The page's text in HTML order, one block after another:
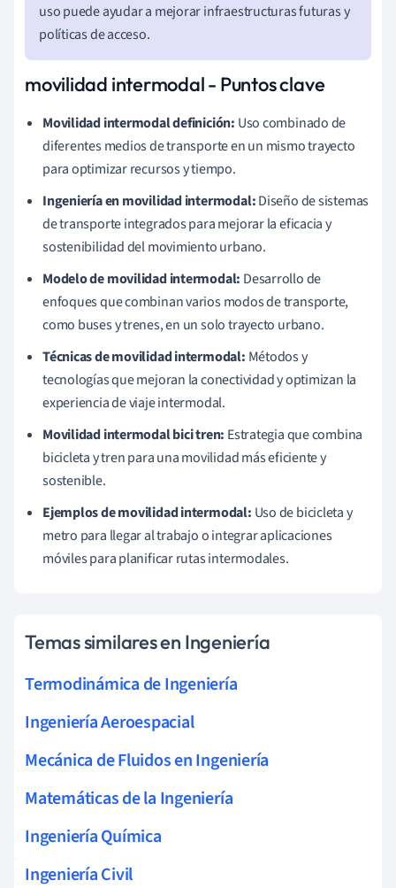
uso puede ayudar a mejorar infraestructuras futuras y
políticas de acceso.
movilidad intermodal - Puntos clave
Movilidad intermodal definición: Uso combinado de
diferentes medios de transporte en un mismo trayecto
para optimizar recursos y tiempo.
Ingeniería en movilidad intermodal:Diseño de sistemas
de transporte integrados para mejorar la eficacia y
sostenibilidad del movimiento urbano.
Modelo de movilidad intermodal: Desarrollo de
enfoques que combinan varios modos de transporte,
como buses y trenes, en un solo trayecto urbano.
Técnicas de movilidad intermodal: Métodos y
tecnologías que mejoran la conectividad y optimizan la
experiencia de viaje intermodal.
Movilidad intermodal bici tren: Estrategia que combina
bicicleta y tren para una movilidad más eficiente y
sostenible.
Ejemplos de movilidad intermodal: Uso de bicicleta y
metro para llegar al trabajo o integrar aplicaciones
móviles para planificar rutas intermodales.
Temas similares en Ingeniería
Termodinámica de Ingeniería
Ingeniería Aeroespacial
Mecánica de Fluidos en Ingeniería
Matemáticas de la Ingeniería
Ingeniería Química
Ingeniería Civil